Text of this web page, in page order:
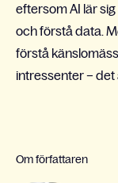
eftersom AI lär
och förstå data.
förstå
intressenter – det
Om författaren